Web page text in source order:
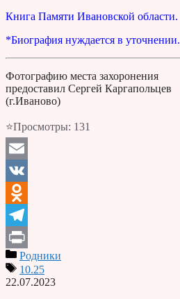
Книга Памяти Ивановской области.
*Биография нуждается в уточнении.
Фотографию места захоронения
предоставил Сергей Каргапольцев
(г.Иваново)
⭐Просмотры: 131
Email
VK
Odnoklassniki
Telegram
PrintРодники
10.25
22.07.2023